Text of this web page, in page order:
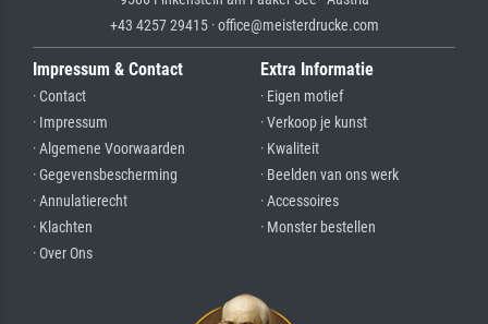
+43 4257 29415 · office@meisterdrucke.com
Impressum & Contact
· Contact
· Impressum
· Algemene Voorwaarden
· Gegevensbescherming
· Annulatierecht
· Klachten
· Over Ons
Extra Informatie
· Eigen motief
· Verkoop je kunst
· Kwaliteit
· Beelden van ons werk
· Accessoires
· Monster bestellen